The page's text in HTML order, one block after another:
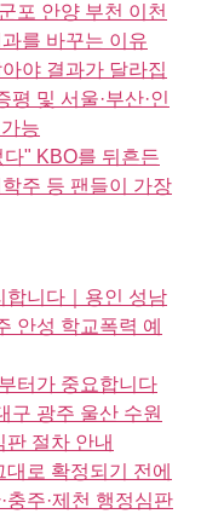
포 안양 부천 이천
를 바꾸는 이유
야 결과가 달라집
평 및 서울·부산·인
능
" KBO를 뒤흔든
주 등 팬들이 가장
합니다｜용인 성남
안성 학교폭력 예
터가 중요합니다
구 광주 울산 수원
절차 안내
로 확정되기 전에
충주·제천 행정심판